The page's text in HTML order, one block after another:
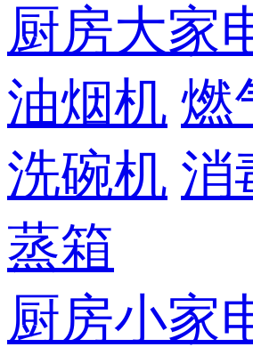
厨房大家
油烟机 燃
洗碗机 消
蒸箱
厨房小家